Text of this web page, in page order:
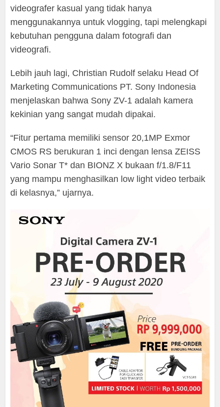
videografer kasual yang tidak hanya
menggunakannya untuk vlogging, tapi melengkapi
kebutuhan pengguna dalam fotografi dan
videografi.
Lebih jauh lagi, Christian Rudolf selaku Head Of
Marketing Communications PT. Sony Indonesia
menjelaskan bahwa Sony ZV-1 adalah kamera
kekinian yang sangat mudah dipakai.
“Fitur pertama memiliki sensor 20,1MP Exmor
CMOS RS berukuran 1 inci dengan lensa ZEISS
Vario Sonar T* dan BIONZ X bukaan f/1.8/F11
yang mampu menghasilkan low light video terbaik
di kelasnya,” ujarnya.